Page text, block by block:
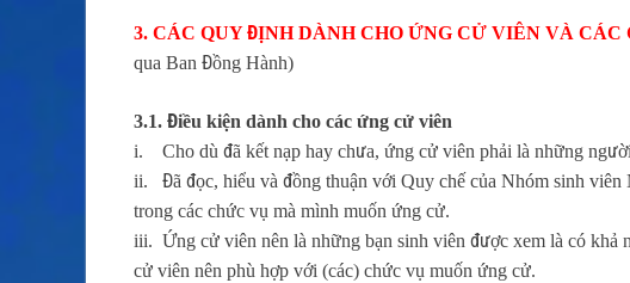
3. CÁC QUY ĐỊNH DÀNH CHO ỨNG CỬ VIÊN VÀ CÁC
qua Ban Đồng Hành)
3.1. Điều kiện dành cho các ứng cử viên
i. Cho dù đã kết nạp hay chưa, ứng cử viên phải là những người
ii. Đã đọc, hiểu và đồng thuận với Quy chế của Nhóm sinh
trong các chức vụ mà mình muốn ứng cử.
iii. Ứng cử viên nên là những bạn sinh viên được xem là có khả
cử viên nên phù hợp với (các) chức vụ muốn ứng cử.